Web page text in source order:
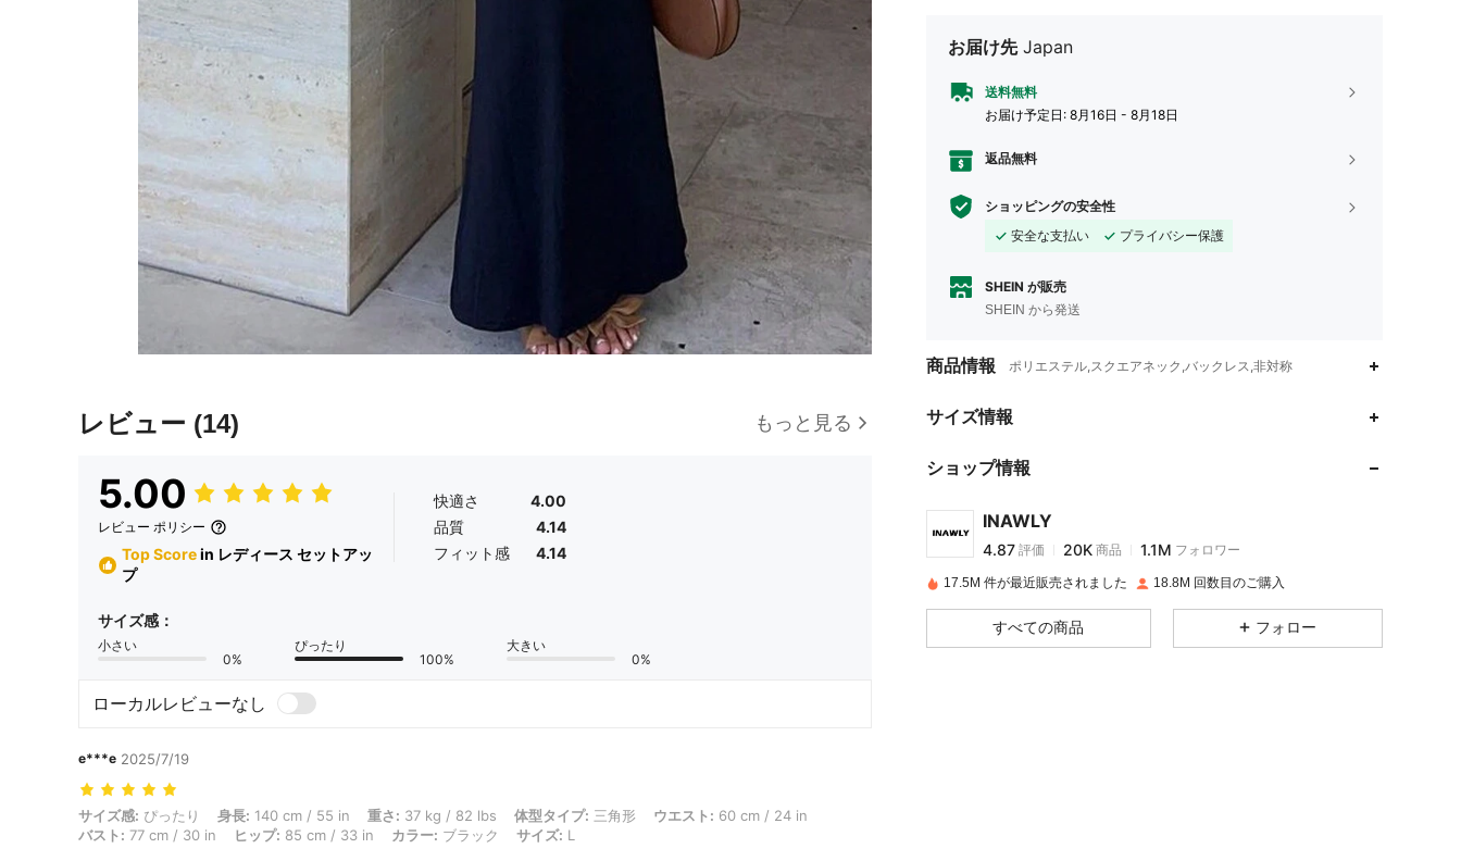
レビュー (14) もっと見る
5.00
レビュー ポリシー
Top Scorein レディース セットアッ
プ
快適さ
4.00
品質
4.14
フィット感
4.14
サイズ感：
小さい
0%
ぴったり
100%
大きい
0%
ローカルレビューなし
e***e 2025/7/19
サイズ感: ぴったり, 身長: 140 cm / 55 in, 重さ: 37 kg / 82 lbs, 体型タイプ: 三角形, ウエスト: 60 cm / 24 in, バスト: 77 cm / 30 in, ヒップ: 85 cm / 33 in, カラー: ブラック, サイズ: L
サイズ感: ぴったり 身長: 140 cm / 55 in 重さ: 37 kg / 82 lbs 体型タイプ: 三角形 ウエスト: 60 cm / 24 in
バスト: 77 cm / 30 in ヒップ: 85 cm / 33 in カラー: ブラック サイズ: L
お届け先 Japan
送料無料
お届け予定日: 8月16日 - 8月18日
返品無料
ショッピングの安全性
安全な支払い
プライバシー保護
SHEIN が販売
SHEIN から発送
商品情報 ポリエステル,スクエアネック,バックレス,非対称
サイズ情報
ショップ情報
INAWLY
4.87
4.87
m***v は1日前に購入しました
17.5M 件が最近販売されました 18.8M 回数目のご購入
すべての商品 フォロー